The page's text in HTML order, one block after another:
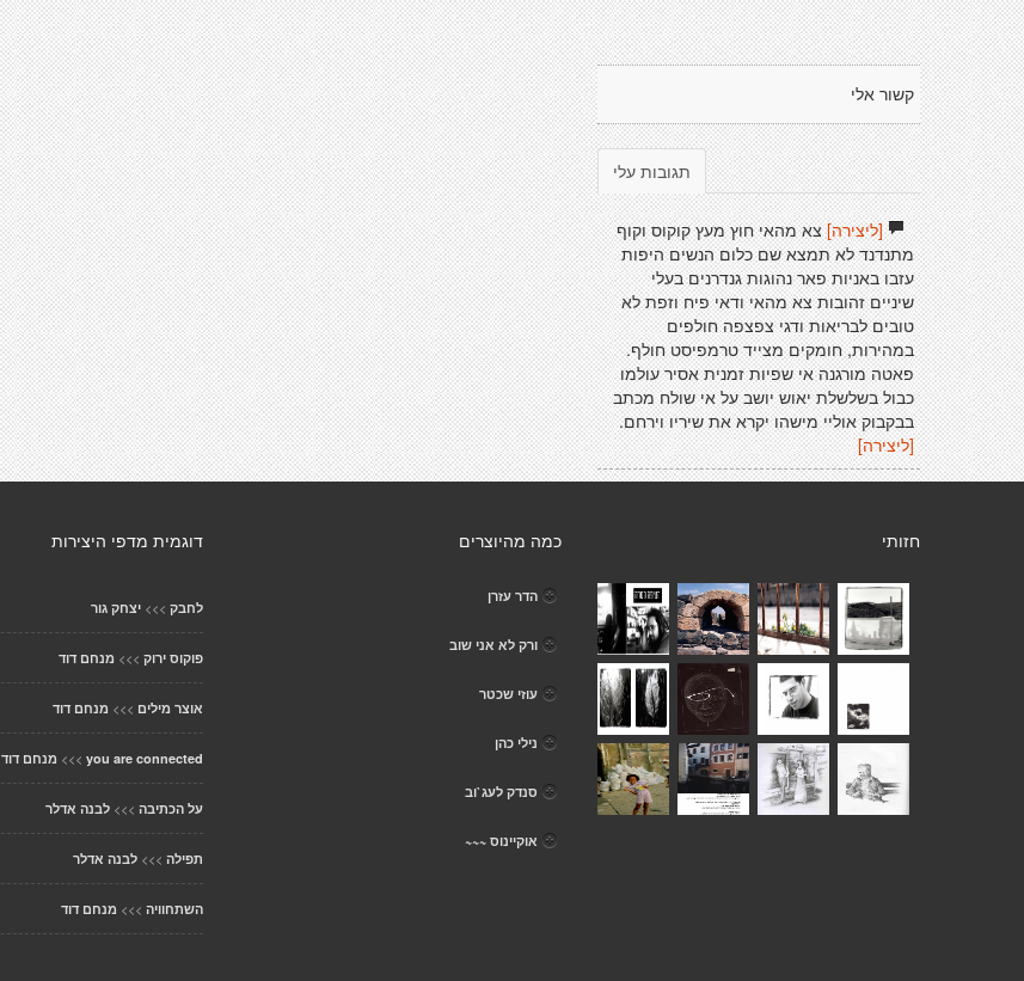
קשור אלי
תגובות עלי
[ליצירה]צא מהאי חוץ מעץ קוקוס וקוף
מתנדנד לא תמצא שם כלום הנשים היפות
עזבו באניות פאר נהוגות גנדרנים בעלי
שיניים זהובות צא מהאי ודאי פיח וזפת לא
טובים לבריאות ודגי צפצפה חולפים
במהירות, חומקים מצייד טרמפיסט חולף.
פאטה מורגנה אי שפיות זמנית אסיר עולמו
כבול בשלשלת יאוש יושב על אי שולח מכתב
בבקבוק אוליי מישהו יקרא את שיריו וירחם.
[ליצירה]
דוגמית מדפי היצירות
לחבק >>> יצחק גור
פוקוס ירוק >>> מנחם דוד
אוצר מילים >>> מנחם דוד
you are connected
>>> מנחם דוד
על הכתיבה >>> לבנה אדלר
תפילה >>> לבנה אדלר
השתחוויה >>> מנחם דוד
כמה מהיוצרים
הדר עזרן
ורק לא אני שוב
עוזי שכטר
נילי כהן
סנדק לעג`וב
אוקיינוס ~~~
חזותי